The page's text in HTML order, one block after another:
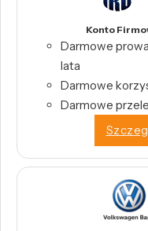
Konto
Darmowe
lata
Darmowe
Darmowe